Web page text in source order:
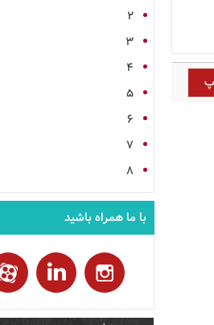
2
3
4
5
6
7
8
با ما همراه باشید